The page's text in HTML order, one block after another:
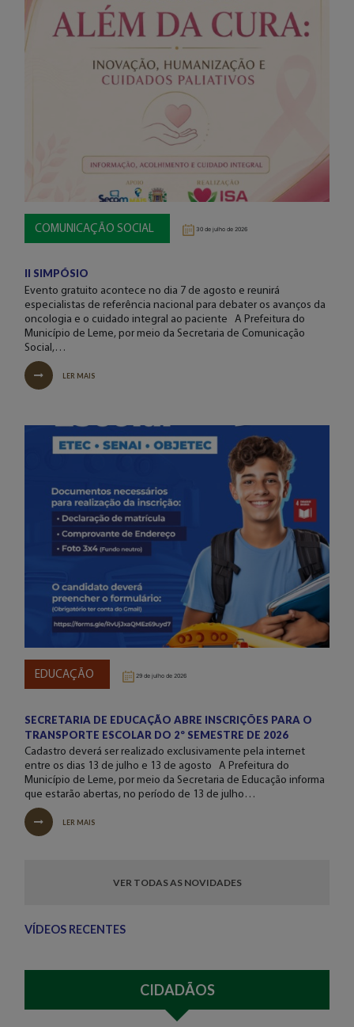
COMUNICAÇÃO SOCIAL 30 de julho de 2026
II SIMPÓSIO
Evento gratuito acontece no dia 7 de agosto e reunirá
especialistas de referência nacional para debater os avanços da
oncologia e o cuidado integral ao paciente A Prefeitura do
Município de Leme, por meio da Secretaria de Comunicação
Social,…
LER MAIS
EDUCAÇÃO 29 de julho de 2026
SECRETARIA DE EDUCAÇÃO ABRE INSCRIÇÕES PARA O
TRANSPORTE ESCOLAR DO 2º SEMESTRE DE 2026
Cadastro deverá ser realizado exclusivamente pela internet
entre os dias 13 de julho e 13 de agosto A Prefeitura do
Município de Leme, por meio da Secretaria de Educação informa
que estarão abertas, no período de 13 de julho…
LER MAIS
VER TODAS AS NOVIDADES
VÍDEOS RECENTES
CIDADÃOS